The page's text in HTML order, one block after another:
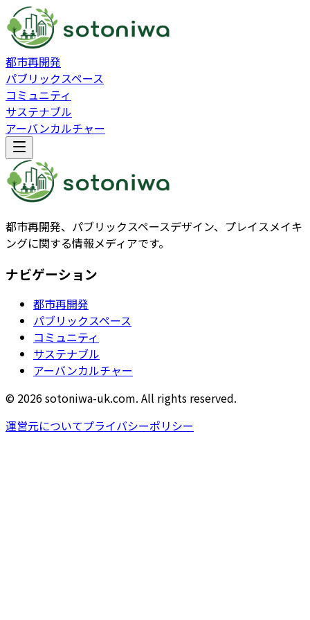
都市再開発
パブリックスペース
コミュニティ
サステナブル
アーバンカルチャー
都市再開発、パブリックスペースデザイン、プレイスメイキ
ングに関する情報メディアです。
ナビゲーション
都市再開発
パブリックスペース
コミュニティ
サステナブル
アーバンカルチャー
© 2026 sotoniwa-uk.com. All rights reserved.
運営元についてプライバシーポリシー